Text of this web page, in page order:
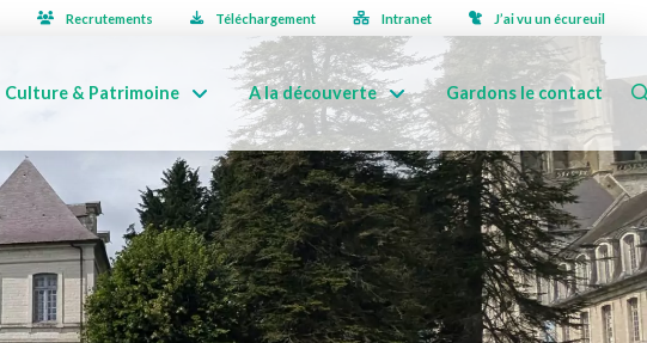
Recrutements Téléchargement Intranet J’ai vu un écureuil
Culture & Patrimoine A la découverte Gardons le contact